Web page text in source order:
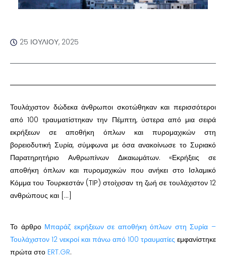
25 ΙΟΥΛΊΟΥ, 2025
Τουλάχιστον δώδεκα άνθρωποι σκοτώθηκαν και περισσότεροι
από 100 τραυματίστηκαν την Πέμπτη, ύστερα από μια σειρά
εκρήξεων σε αποθήκη όπλων και πυρομαχικών στη
βορειοδυτική Συρία, σύμφωνα με όσα ανακοίνωσε το Συριακό
Παρατηρητήριο Ανθρωπίνων Δικαιωμάτων. «Εκρήξεις σε
αποθήκη όπλων και πυρομαχικών που ανήκει στο Ισλαμικό
Κόμμα του Τουρκεστάν (TIP) στοίχισαν τη ζωή σε τουλάχιστον 12
ανθρώπους και […]
Το άρθρο Μπαράζ εκρήξεων σε αποθήκη όπλων στη Συρία –
Τουλάχιστον 12 νεκροί και πάνω από 100 τραυματίες εμφανίστηκε
πρώτα στο ERT.GR.